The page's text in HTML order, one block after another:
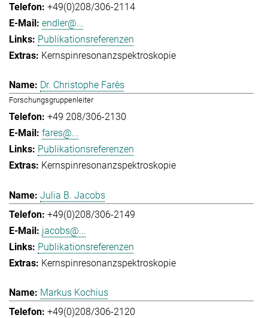
+49(0)208/306-2114
endler@...
Publikationsreferenzen
Kernspinresonanzspektroskopie
Dr. Christophe Farès
Forschungsgruppenleiter
+49 208/306-2130
fares@...
Publikationsreferenzen
Kernspinresonanzspektroskopie
Julia B. Jacobs
+49(0)208/306-2149
jacobs@...
Publikationsreferenzen
Kernspinresonanzspektroskopie
Markus Kochius
+49(0)208/306-2120